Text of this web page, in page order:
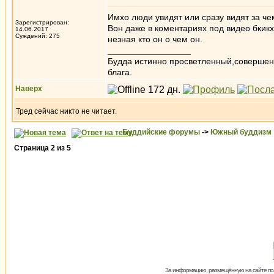
Зарегистрирован:
14.06.2017
Суждений: 275
Имхо люди увидят или сразу видят за
Вон даже в коментариях под видео
незная кто он о чем он.
Будда истинно
блага.
Наверх
Тред сейчас никто не читает.
Буддийские форумы -> Южный буддизм
Страница 2 из 5
За информацию, размещённую на сайте